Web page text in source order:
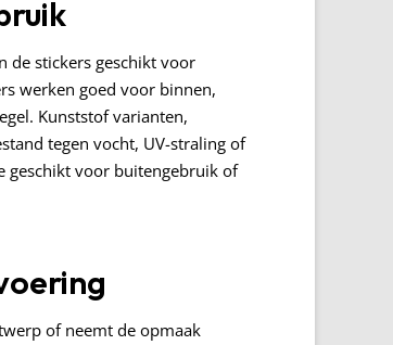
de stickers geschikt voor
werken goed voor binnen,
Kunststof varianten,
tegen vocht, UV-straling of
geschikt voor buitengebruik of
of neemt de opmaak